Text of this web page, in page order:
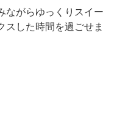
ながらゆっくりスイー
スした時間を過ごせま